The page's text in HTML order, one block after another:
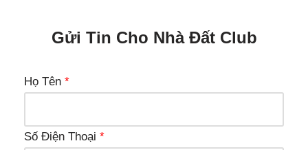
Gửi Tin Cho Nhà Đất Club
Họ Tên *
Số Điện Thoại *